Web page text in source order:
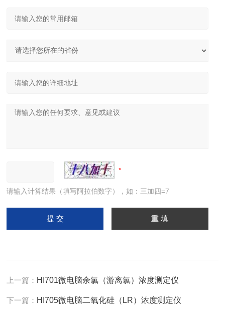
请输入计算结果（填写阿拉伯数字），如：三加四=7
上一篇： HI701微电脑余氯（游离氯）浓度测定仪
下一篇： HI705微电脑二氧化硅（LR）浓度测定仪